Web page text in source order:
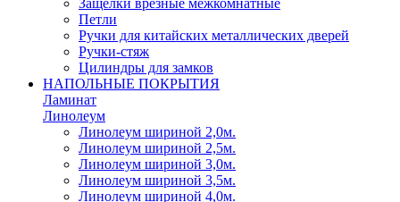
Защелки врезные межкомнатные
Петли
Ручки для китайских металлических дверей
Ручки-стяж
Цилиндры для замков
НАПОЛЬНЫЕ ПОКРЫТИЯ
Ламинат
Линолеум
Линолеум шириной 2,0м.
Линолеум шириной 2,5м.
Линолеум шириной 3,0м.
Линолеум шириной 3,5м.
Линолеум шириной 4,0м.